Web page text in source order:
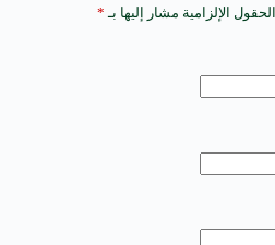
الحقول الإلزامية مشار إليها بـ *